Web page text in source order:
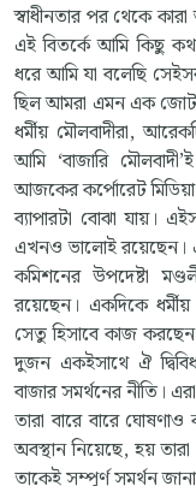
স্বাধীনতার পর থেকে
এই বিতর্কে আমি কিছু
ধরে আমি যা বলেছি
ছিল আমরা এমন এক জোট
ধর্মীয় মৌলবাদীরা,
আমি ‘বাজারি
আজকের কর্পোরেট
ব্যাপারটা বোঝা যায়।
এখনও ভালোই রয়েছেন।
কমিশনের উপদেষ্টা
রয়েছেন। একদিকে
সেতু হিসাবে কাজ করছেন
দুজন একইসাথে ঐ
বাজার সমর্থনের নীতি।
তারা বারে বারে
অবস্থান নিয়েছে, হয়
তাকেই সম্পূর্ণ সমর্থন